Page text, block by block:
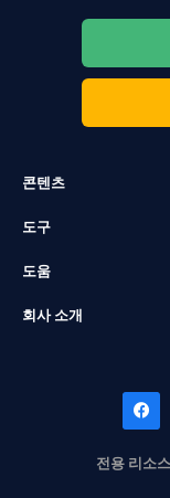
콘텐츠
도구
도움
회사 소개
전용 리소